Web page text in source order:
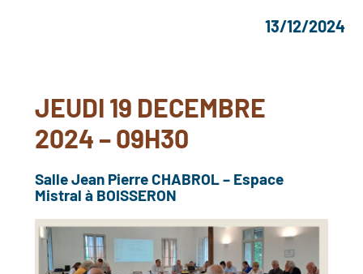
13/12/2024
JEUDI 19 DECEMBRE
2024 – 09H30
Salle Jean Pierre CHABROL – Espace
Mistral à BOISSERON